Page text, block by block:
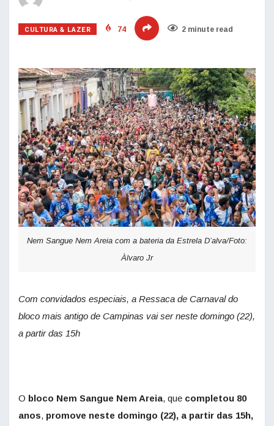
CULTURA & LAZER 74 2 minute read
Nem Sangue Nem Areia com a bateria da Estrela D’alva/Foto:
Àlvaro Jr
Com convidados especiais, a Ressaca de Carnaval do
bloco mais antigo de Campinas vai ser neste domingo (22),
a partir das 15h
O bloco Nem Sangue Nem Areia, que completou 80
anos, promove neste domingo (22), a partir das 15h,